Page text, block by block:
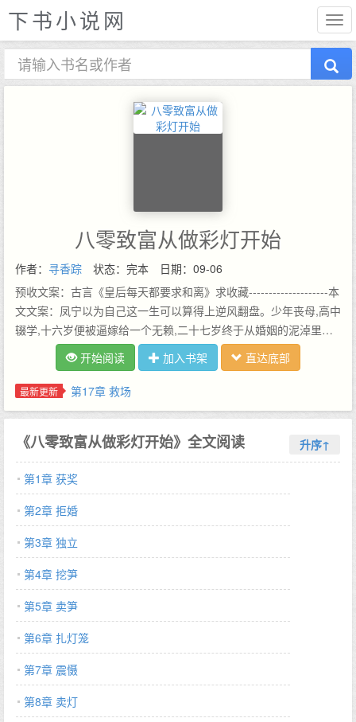
下书小说网
八零致富从做彩灯开始
作者： 寻香踪 状态：完本
日期：09-06
预收文案：古言《皇后每天都要求和离》求收藏--------------------本
文文案：凤宁以为自己这一生可以算得上逆风翻盘。少年丧母,高中
辍学,十六岁便被逼嫁给一个无赖,二十七岁终于从婚姻的泥淖里脱
身。从此以后她专注于事业,成为灯彩制作技艺传承人,并拿到了全
国灯彩艺术设计的冠军,还成了全国年度十大非遗人物候选人。然而
就在人生达到巅峰的一刻,凤宁意外重生了,回到了前夫提亲的时
助的人。她要凭着自己的双手,扎出一段绚丽的人生。至于爱情,成
功的女人不需要那个！可那个兵哥哥是怎么回事？她不过是为了救
人做了一次人工呼吸,对方竟大有以身相许的架势。盛世安急得抓心
挠肺：我喜欢的人明明也喜欢我,为什么就不肯接受我的表白？在线
等,挺急的！PS：本文原名《八零华灯高照》。------------------------
---------------------------作者古言预收《皇后每天都要求和离》求收
藏预收文案：岳平安一不小心穿越了,一不小心成了富甲一方的女地
主,又一不小心嫁了个闲散王爷做王妃,至此,她对这一切还是很满意
的。直到正值盛年的九五之尊突然驾崩,她的夫君被赶鸭子上架,黄
袍加身,成为天下至尊。岳平安倏然变成了皇后。岳平安不满意了,
她不想做被困在深宫的皇后,从此,和离成了帝后每天的日常。岳平
安：陛下,妾今日宴会之上令太妃颜面扫地,犯了七出之不顺父母罪,
请陛下赐我休书一封。皇帝：梓童,先不说这个,今日有加急险情呈
报陇西地区蝗灾严重。卿可有妙法能解？岳平安：信快拿来我看
看。皇帝在袖袍里比剪刀手：打消皇后和离念头最好的办法,就是让
开始阅读 加入书架 直达底部
最新更新 第17章 救场
《八零致富从做彩灯开始》全文阅读 升序↑
第1章 获奖
第2章 拒婚
第3章 独立
第4章 挖笋
第5章 卖笋
第6章 扎灯笼
第7章 震慑
第8章 卖灯